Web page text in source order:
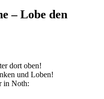
– Lobe den
dort oben!
und Loben!
in Noth: